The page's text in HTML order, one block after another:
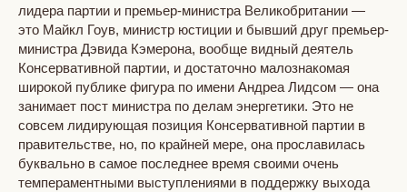
лидера партии и премьер-министра Великобритании —
это Майкл Гоув, министр юстиции и бывший друг премьер-
министра Дэвида Кэмерона, вообще видный деятель
Консервативной партии, и достаточно малознакомая
широкой публике фигура по имени Андреа Лидсом — она
занимает пост министра по делам энергетики. Это не
совсем лидирующая позиция Консервативной партии в
правительстве, но, по крайней мере, она прославилась
буквально в самое последнее время своими очень
темпераментными выступлениями в поддержку выхода